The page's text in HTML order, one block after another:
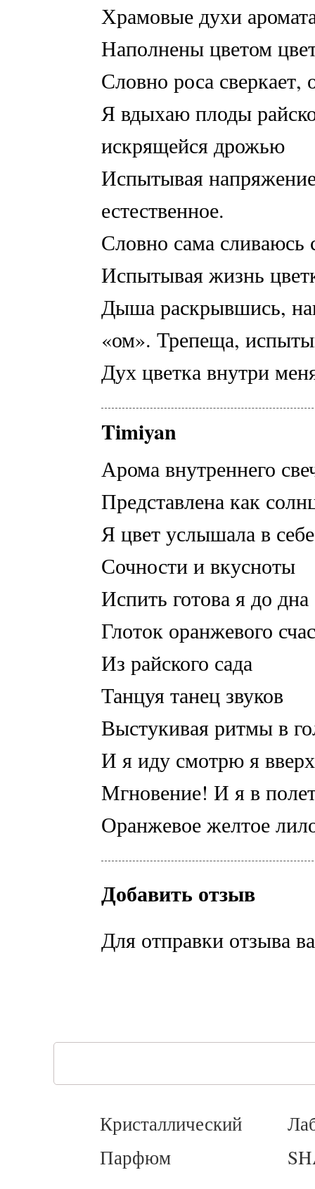
Храмовые духи
Наполнены цветом
Словно роса сверкает,
Я вдыхаю плоды
искрящейся дрожью
Испытывая
естественное.
Словно сама сливаюсь
Испытывая жизнь
Дыша раскрывшись,
«ом». Трепеща,
Дух цветка внутри
Timiyan
Арома внутреннего
Представлена как
Я цвет услышала в
Сочности и вкусноты
Испить готова я до дна
Глоток оранжевого
Из райского сада
Танцуя танец звуков
Выстукивая ритмы в
И я иду смотрю я вверх
Мгновение! И я в
Оранжевое желтое
Добавить отзыв
Для отправки отзыва
Кристаллический
Парфюм